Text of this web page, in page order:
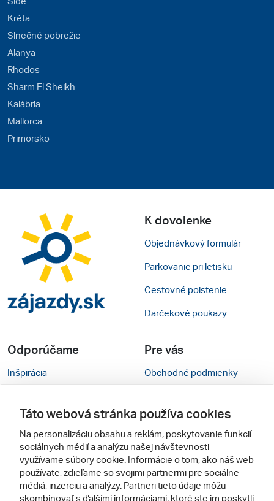
Kréta
Slnečné pobrežie
Alanya
Rhodos
Sharm El Sheikh
Kalábria
Mallorca
Primorsko
K dovolenke
Objednávkový formulár
Parkovanie pri letisku
Cestovné poistenie
Darčekové poukazy
Odporúčame
Inšpirácia
Cestovné kancelárie
Zájezdy.cz
Pre vás
Obchodné podmienky
Nastavenie cookies
Mobilná verzia webu
Sledujte nás
Táto webová stránka používa cookies
Na personalizáciu obsahu a reklám, poskytovanie funkcií
sociálnych médií a analýzu našej návštevnosti
využívame súbory cookie. Informácie o tom, ako náš web
používate, zdieľame so svojimi partnermi pre sociálne
médiá, inzerciu a analýzy. Partneri tieto údaje môžu
skombinovať s ďalšími informáciami, ktoré ste im poskytli